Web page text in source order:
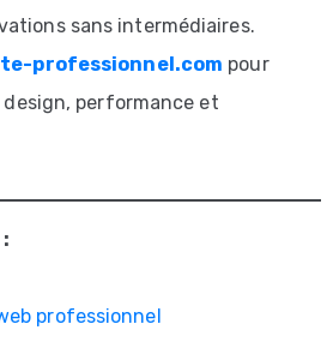
sans intermédiaires.
professionnel.com pour
performance et
professionnel